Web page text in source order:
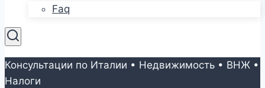
Faq
Консультации по Италии • Недвижимость • ВНЖ •
Налоги